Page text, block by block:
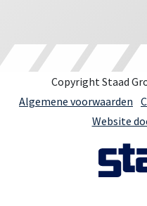
Copyright Staad
Algemene voorwaarden
Website